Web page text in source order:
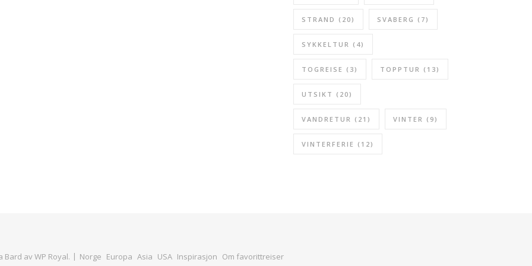
STRAND (20) SVABERG (7)
SYKKELTUR (4)
TOGREISE (3) TOPPTUR (13)
UTSIKT (20)
VANDRETUR (21) VINTER (9)
VINTERFERIE (12)
Bard avWP Royal. Norge Europa Asia USA Inspirasjon Om favorittreiser